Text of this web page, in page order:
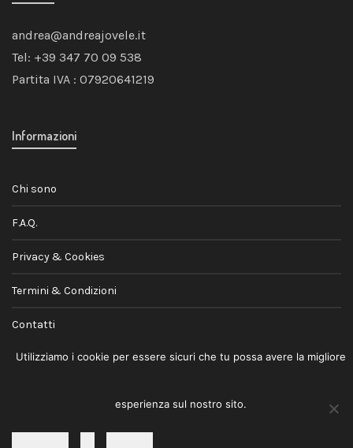
andrea@andreajovele.it
Tel: +39 347 70 09 538
Partita IVA : 07920641219
Informazioni
Chi sono
F.A.Q.
Privacy & Cookies
Termini & Condizioni
Contatti
© 2026Andrea Jovele· Lifestyle
Utilizziamo i cookie per essere sicuri che tu possa avere la migliore
esperienza sul nostro sito.